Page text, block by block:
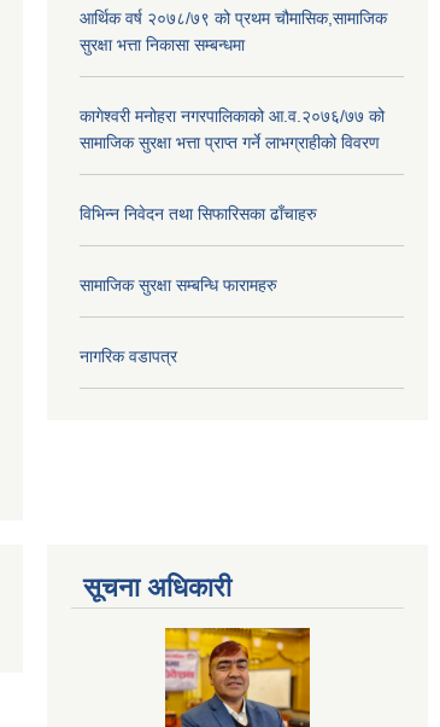
आर्थिक वर्ष २०७८/७९ को प्रथम चौमासिक,सामाजिक
सुरक्षा भत्ता निकासा सम्बन्धमा
कागेश्वरी मनोहरा नगरपालिकाको आ.व.२०७६/७७ को
सामाजिक सुरक्षा भत्ता प्राप्त गर्ने लाभग्राहीको विवरण
विभिन्न निवेदन तथा सिफारिसका ढाँचाहरु
सामाजिक सुरक्षा सम्बन्धि फारामहरु
नागरिक वडापत्र
सूचना अधिकारी